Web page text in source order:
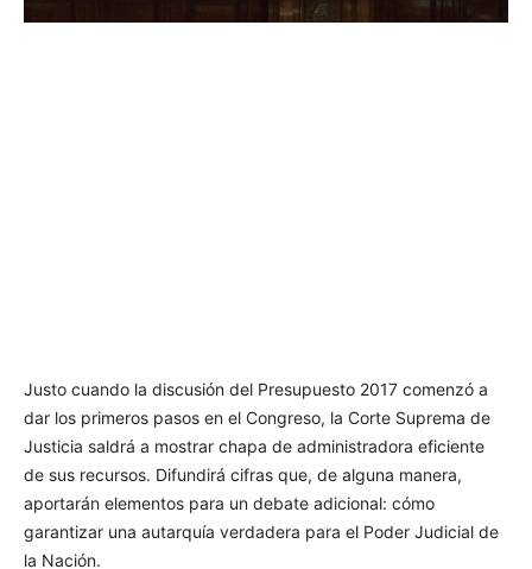
Justo cuando la discusión del Presupuesto 2017 comenzó a
dar los primeros pasos en el Congreso, la Corte Suprema de
Justicia saldrá a mostrar chapa de administradora eficiente
de sus recursos. Difundirá cifras que, de alguna manera,
aportarán elementos para un debate adicional: cómo
garantizar una autarquía verdadera para el Poder Judicial de
la Nación.